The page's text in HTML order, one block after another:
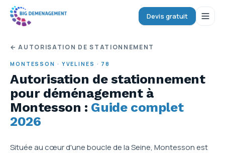
Devis gratuit
← AUTORISATION DE STATIONNEMENT
MONTESSON · YVELINES · 78
Autorisation de stationnement
pour déménagement à
Montesson : Guide complet
2026
Située au cœur d'une boucle de la Seine, Montesson est